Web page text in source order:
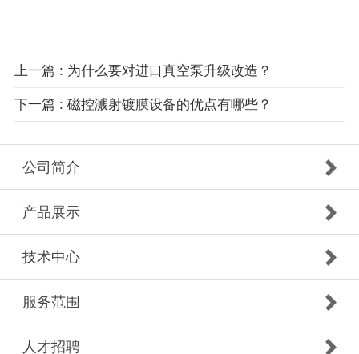
上一篇 : 为什么要对进口真空泵升级改造？
下一篇 : 磁控溅射镀膜设备的优点有哪些？
公司简介
产品展示
技术中心
服务范围
人才招聘